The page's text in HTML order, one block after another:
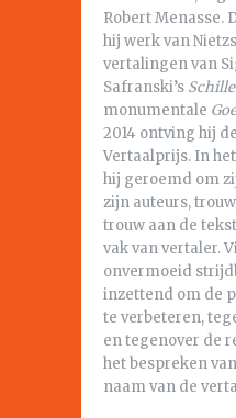
Robert Menasse.
hij werk van
vertalingen van
Safranski’s
monumentale
2014 ontving hij
Vertaalprijs. In
hij geroemd om
zijn auteurs,
trouw aan de
vak van vertaler.
onvermoeid
inzettend om de
te verbeteren,
en tegenover de
het bespreken
naam van de